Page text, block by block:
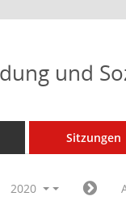
und
Sitzungen
2020